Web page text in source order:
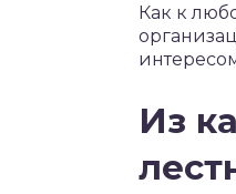
Как к
Из